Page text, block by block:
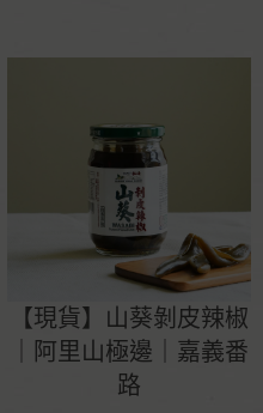
【現貨】山葵剝皮辣椒
｜阿里山極邊｜嘉義番
路